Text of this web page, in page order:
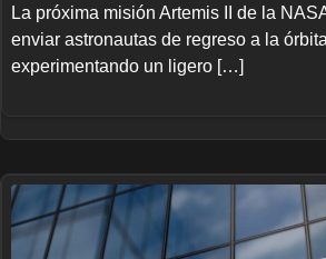
La próxima misión Artemis II de la
enviar astronautas de regreso a la
experimentando un ligero […]